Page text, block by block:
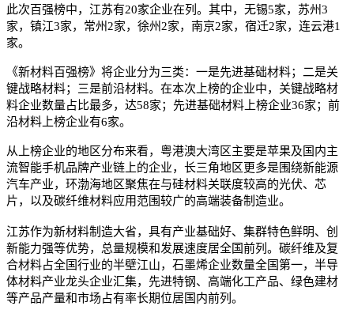
此次百强榜中，江苏有20家企业在列。其中，无锡5家，苏州3
家，镇江3家，常州2家，徐州2家，南京2家，宿迁2家，连云港1
家。
《新材料百强榜》将企业分为三类：一是先进基础材料；二是关
键战略材料；三是前沿材料。在本次上榜的企业中，关键战略材
料企业数量占比最多，达58家；先进基础材料上榜企业36家；前
沿材料上榜企业有6家。
从上榜企业的地区分布来看，粤港澳大湾区主要是苹果及国内主
流智能手机品牌产业链上的企业，长三角地区更多是围绕新能源
汽车产业，环渤海地区聚焦在与硅材料关联度较高的光伏、芯
片，以及碳纤维材料应用范围较广的高端装备制造业。
江苏作为新材料制造大省，具有产业基础好、集群特色鲜明、创
新能力强等优势，总量规模和发展速度居全国前列。碳纤维及复
合材料占全国行业的半壁江山，石墨烯企业数量全国第一，半导
体材料产业龙头企业汇集，先进特钢、高端化工产品、绿色建材
等产品产量和市场占有率长期位居国内前列。